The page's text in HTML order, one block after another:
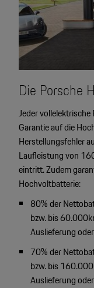
Die Porsche
Jeder
Garantie auf die
Herstellungsfehler
Laufleistung von
eintritt. Zudem
Hochvoltbatterie:
80% der
bzw. bis
Auslieferung
70% der
bzw. bis
Auslieferung